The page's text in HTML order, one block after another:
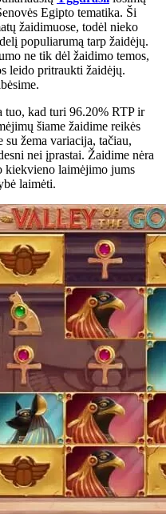
Egipto tematika. Ši
žaidimuose, todėl nieko
populiarumą tarp žaidėjų.
ne tik dėl žaidimo temos,
leido pritraukti žaidėjų.
tuo, kad turi 96.20% RTP ir
šiame žaidime reikės
žema variacija, tačiau,
nei įprastai. Žaidime nėra
kiekvieno laimėjimo jums
laimėti.